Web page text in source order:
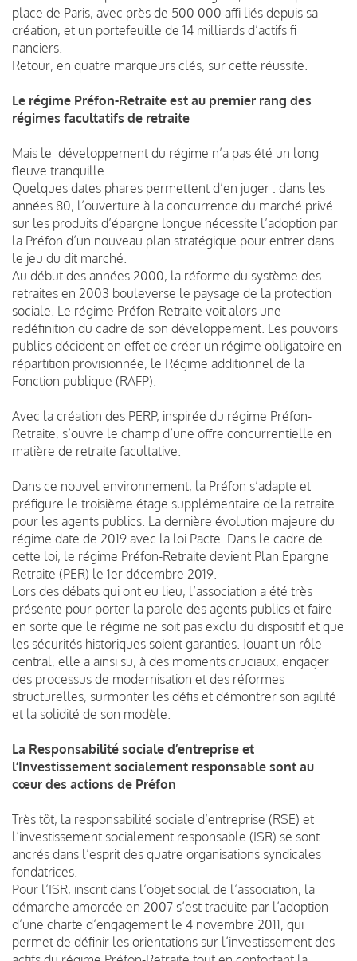
place de Paris, avec près de 500 000 affi liés depuis sa
création, et un portefeuille de 14 milliards d’actifs fi
nanciers.
Retour, en quatre marqueurs clés, sur cette réussite.
Le régime Préfon-Retraite est au premier rang des
régimes facultatifs de retraite
Mais le développement du régime n’a pas été un long
fleuve tranquille.
Quelques dates phares permettent d’en juger : dans les
années 80, l’ouverture à la concurrence du marché privé
sur les produits d’épargne longue nécessite l’adoption par
la Préfon d’un nouveau plan stratégique pour entrer dans
le jeu du dit marché.
Au début des années 2000, la réforme du système des
retraites en 2003 bouleverse le paysage de la protection
sociale. Le régime Préfon-Retraite voit alors une
redéfinition du cadre de son développement. Les pouvoirs
publics décident en effet de créer un régime obligatoire en
répartition provisionnée, le Régime additionnel de la
Fonction publique (RAFP).
Avec la création des PERP, inspirée du régime Préfon-
Retraite, s’ouvre le champ d’une offre concurrentielle en
matière de retraite facultative.
Dans ce nouvel environnement, la Préfon s’adapte et
préfigure le troisième étage supplémentaire de la retraite
pour les agents publics. La dernière évolution majeure du
régime date de 2019 avec la loi Pacte. Dans le cadre de
cette loi, le régime Préfon-Retraite devient Plan Epargne
Retraite (PER) le 1er décembre 2019.
Lors des débats qui ont eu lieu, l’association a été très
présente pour porter la parole des agents publics et faire
en sorte que le régime ne soit pas exclu du dispositif et que
les sécurités historiques soient garanties. Jouant un rôle
central, elle a ainsi su, à des moments cruciaux, engager
des processus de modernisation et des réformes
structurelles, surmonter les défis et démontrer son agilité
et la solidité de son modèle.
La Responsabilité sociale d’entreprise et
l’Investissement socialement responsable sont au
cœur des actions de Préfon
Très tôt, la responsabilité sociale d’entreprise (RSE) et
l’investissement socialement responsable (ISR) se sont
ancrés dans l’esprit des quatre organisations syndicales
fondatrices.
Pour l’ISR, inscrit dans l’objet social de l’association, la
démarche amorcée en 2007 s’est traduite par l’adoption
d’une charte d’engagement le 4 novembre 2011, qui
permet de définir les orientations sur l’investissement des